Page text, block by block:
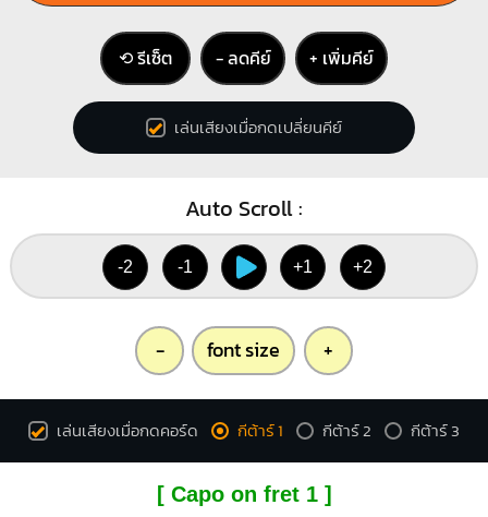
⟲ รีเซ็ต − ลดคีย์ + เพิ่มคีย์
เล่นเสียงเมื่อกดเปลี่ยนคีย์
Auto Scroll :
-2 -1 +1 +2
- font size +
เล่นเสียงเมื่อกดคอร์ด กีต้าร์ 1 กีต้าร์ 2 กีต้าร์ 3
[ Capo on fret 1 ]